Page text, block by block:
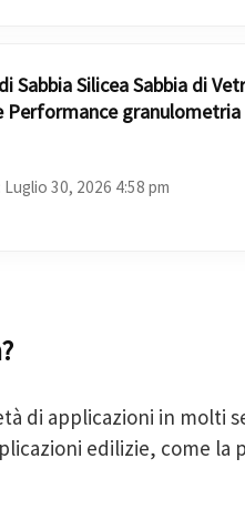
Sabbia Silicea Sabbia di
Performance granulometria
30, 2026 4:58 pm
di applicazioni in molti
edilizie, come la